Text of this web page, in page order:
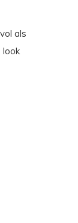
als
look